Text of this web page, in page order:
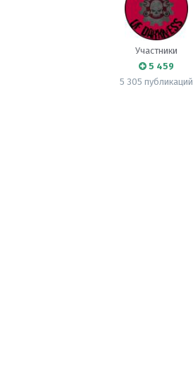
Участники
5 459
5 305 публикаций